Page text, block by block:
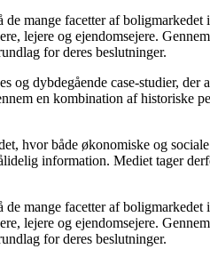
mange facetter af
lejere og ejendomsejere.
for deres beslutninger.
dybdegående case-studier,
en kombination af historiske
hvor både økonomiske og
information. Mediet tager
mange facetter af
lejere og ejendomsejere.
for deres beslutninger.